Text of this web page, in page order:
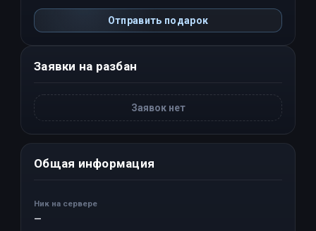
Отправить подарок
Заявки на разбан
Заявок нет
Общая информация
Ник на сервере
—